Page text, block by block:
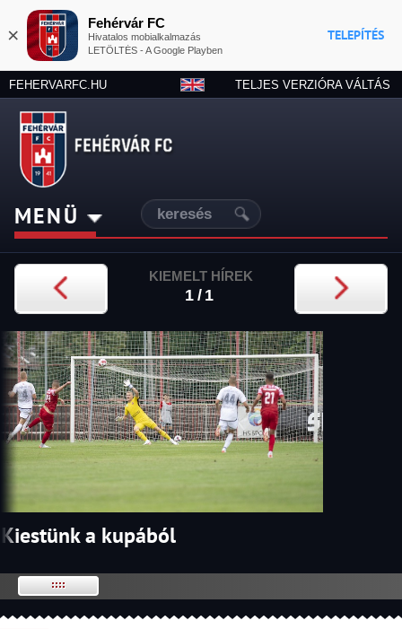
×
Fehérvár FC
Hivatalos mobialkalmazás
LETÖLTÉS - A Google Playben
TELEPÍTÉS
FEHERVARFC.HU TELJES VERZIÓRA VÁLTÁS
MENÜ
KIEMELT HÍREK
1/1
Kiestünk a kupából